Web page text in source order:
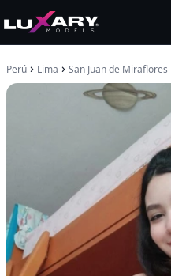
Perú › Lima › San Juan de Miraflores